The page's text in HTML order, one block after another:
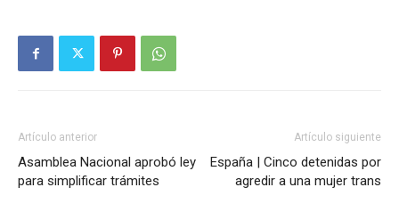
Artículo anterior
Asamblea Nacional aprobó ley
para simplificar trámites
Artículo siguiente
España | Cinco detenidas por
agredir a una mujer trans